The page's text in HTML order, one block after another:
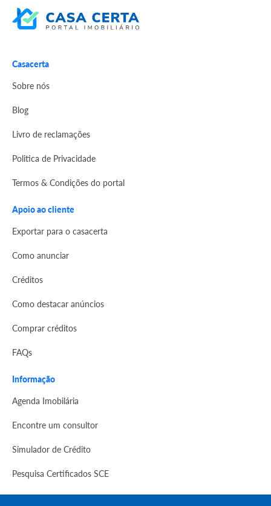
Casacerta
Sobre nós
Blog
Livro de reclamações
Politica de Privacidade
Termos & Condições do portal
Apoio ao cliente
Exportar para o casacerta
Como anunciar
Créditos
Como destacar anúncios
Comprar créditos
FAQs
Informação
Agenda Imobilária
Encontre um consultor
Simulador de Crédito
Pesquisa Certificados SCE